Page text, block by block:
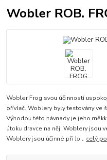
Wobler ROB.
Wobler Frog svou účinností
přívlač. Woblery byly testovány ve
Výhodou této návnady je jeho
útoku dravce na něj. Woblery jsou
Woblery jsou účinné při lo... celý